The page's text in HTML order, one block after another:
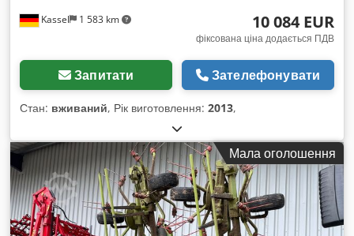
Kassel 1 583 km 10 084 EUR
фіксована ціна додається ПДВ
Запитати Зателефонувати
Стан: вживаний, Рік виготовлення: 2013,
Мала оголошення